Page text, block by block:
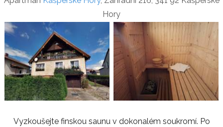
Hory
Vyzkoušejte finskou saunu v dokonalém soukromí. Po